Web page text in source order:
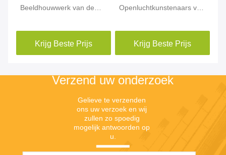
Beeldhouwwerk van de
Bronsbeeldhouwwerk van
de Metaalkunst
Krijg Beste Prijs
Openluchtkunstenaars van
voor Openbaar Ornament
Krijg Beste Prijs
Verzend uw onderzoek
Gelieve te verzenden
ons uw verzoek en wij
zullen zo spoedig
mogelijk antwoorden op
u.